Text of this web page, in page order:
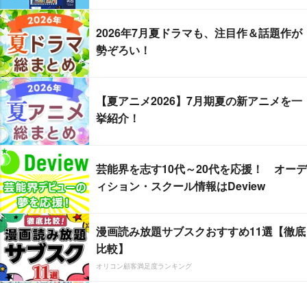
2026年7月夏ドラマも、注目作＆話題作が
勢ぞろい！
【夏アニメ2026】7月期夏の新アニメを一
挙紹介！
芸能界を志す10代～20代を応援！ オーデ
ィション・スクール情報はDeview
漫画読み放題サブスクおすすめ11選【徹底
比較】
オリコン顧客満足度ランキング